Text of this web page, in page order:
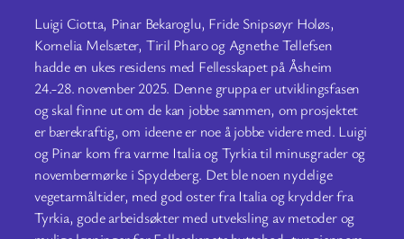
Luigi Ciotta, Pinar Bekaroglu, Fride Snipsøyr Holøs,
Kornelia Melsæter, Tiril Pharo og Agnethe Tellefsen
hadde en ukes residens med Fellesskapet på Åsheim
24.-28. november 2025. Denne gruppa er utviklingsfasen
og skal finne ut om de kan jobbe sammen, om prosjektet
er bærekraftig, om ideene er noe å jobbe videre med. Luigi
og Pinar kom fra varme Italia og Tyrkia til minusgrader og
novembermørke i Spydeberg. Det ble noen nydelige
vegetarmåltider, med god oster fra Italia og krydder fra
Tyrkia, gode arbeidsøkter med utveksling av metoder og